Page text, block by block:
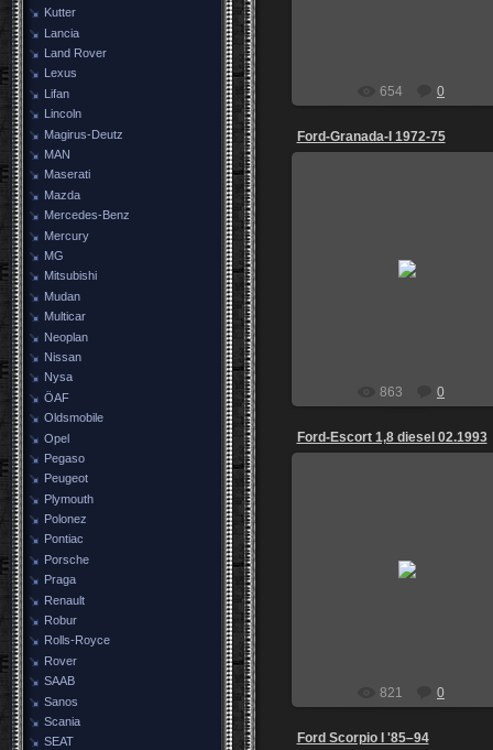
Kutter
Lancia
Land Rover
Lexus
Lifan
Lincoln
Magirus-Deutz
MAN
Maserati
Mazda
Mercedes-Benz
Mercury
MG
Mitsubishi
Mudan
Multicar
Neoplan
Nissan
Nysa
ÖAF
Oldsmobile
Opel
Pegaso
Peugeot
Plymouth
Polonez
Pontiac
Porsche
Praga
Renault
Robur
Rolls-Royce
Rover
SAAB
Sanos
Scania
SEAT
654 0
Ford-Granada-I 1972-75
863 0
Ford-Escort 1,8 diesel 02.1993
821 0
Ford Scorpio I '85–94